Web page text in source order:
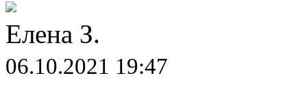
Елена З.
06.10.2021 19:47